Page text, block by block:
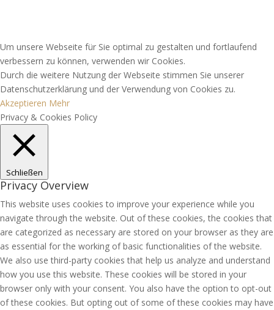
Um unsere Webseite für Sie optimal zu gestalten und fortlaufend
verbessern zu können, verwenden wir Cookies.
Durch die weitere Nutzung der Webseite stimmen Sie unserer
Datenschutzerklärung und der Verwendung von Cookies zu.
Akzeptieren Mehr
Privacy & Cookies Policy
Schließen
Privacy Overview
This website uses cookies to improve your experience while you
navigate through the website. Out of these cookies, the cookies that
are categorized as necessary are stored on your browser as they are
as essential for the working of basic functionalities of the website.
We also use third-party cookies that help us analyze and understand
how you use this website. These cookies will be stored in your
browser only with your consent. You also have the option to opt-out
of these cookies. But opting out of some of these cookies may have